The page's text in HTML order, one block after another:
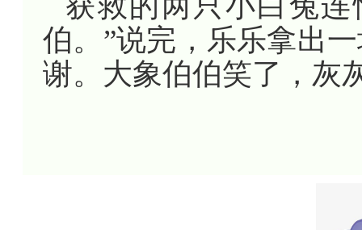
伯。”说完，乐乐拿出
谢。大象伯伯笑了，灰